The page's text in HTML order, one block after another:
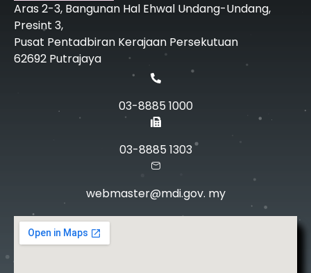
Aras 2-3, Bangunan Hal Ehwal Undang-Undang,
Presint 3,
Pusat Pentadbiran Kerajaan Persekutuan
62692 Putrajaya
03-8885 1000
03-8885 1303
webmaster@mdi.gov. my